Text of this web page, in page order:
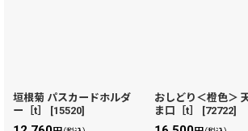
垣根菊 パスカードホルダ
ー［t］
[15520]
おしどり＜橙色＞
ま口［t］
[72722]